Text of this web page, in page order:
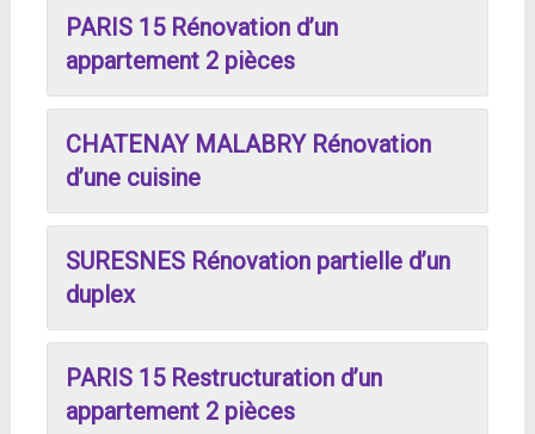
PARIS 15 Rénovation d’un
appartement 2 pièces
CHATENAY MALABRY Rénovation
d’une cuisine
SURESNES Rénovation partielle d’un
duplex
PARIS 15 Restructuration d’un
appartement 2 pièces